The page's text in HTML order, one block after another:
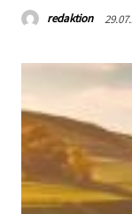
redaktion